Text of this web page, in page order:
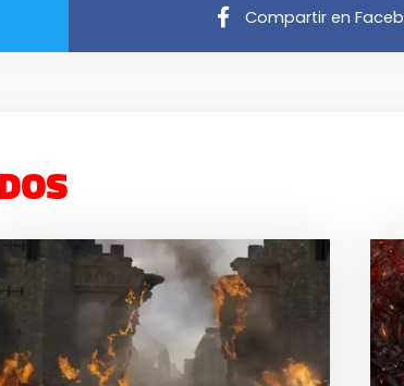
Compartir en